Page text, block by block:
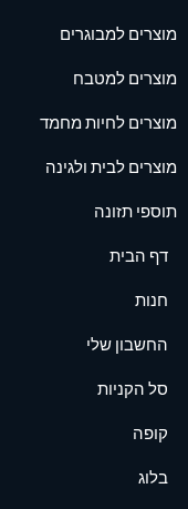
מוצרים למבוגרים
מוצרים למטבח
מוצרים לחיות מחמד
מוצרים לבית ולגינה
תוספי תזונה
דף הבית
חנות
החשבון שלי
סל הקניות
קופה
בלוג